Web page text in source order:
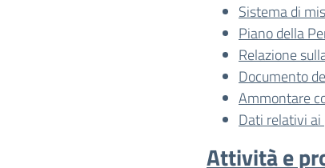
Sistema di
Piano della
Relazione
Documento
Ammontare
Dati relativi ai
Attività e